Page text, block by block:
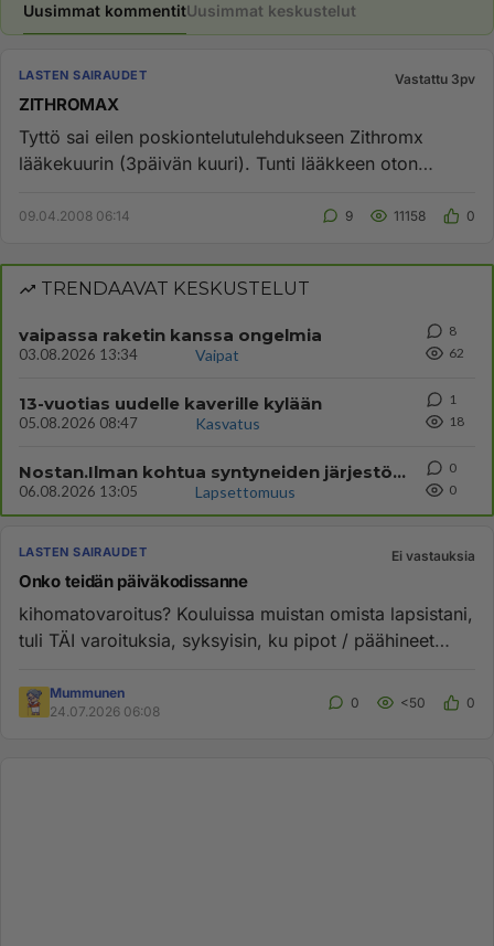
Uusimmat kommentitUusimmat keskustelut
LASTEN SAIRAUDET Vastattu 3pv
ZITHROMAX
Tyttö sai eilen poskiontelutulehdukseen Zithromx
lääkekuurin (3päivän kuuri). Tunti lääkkeen oton
09.04.2008 06:14 9 11158 0
TRENDAAVAT KESKUSTELUT
vaipassa raketin kanssa ongelmia
03.08.2026 13:34 Vaipat
8
62
13-vuotias uudelle kaverille kylään
05.08.2026 08:47 Kasvatus
1
18
Nostan.Ilman kohtua syntyneiden järjestössä ei
06.08.2026 13:05 Lapsettomuus
0
0
LASTEN SAIRAUDET Ei vastauksia
Onko teidän päiväkodissanne
kihomatovaroitus? Kouluissa muistan omista lapsistani,
tuli TÄI varoituksia, syksyisin, ku pipot / päähineet
Mummunen
24.07.2026 06:08
0 <50 0